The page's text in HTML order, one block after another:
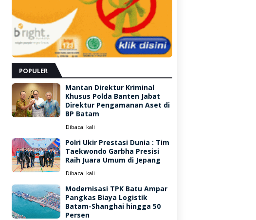
POPULER
Mantan Direktur Kriminal
Khusus Polda Banten Jabat
Direktur Pengamanan Aset di
BP Batam
Dibaca: kali
Polri Ukir Prestasi Dunia : Tim
Taekwondo Garbha Presisi
Raih Juara Umum di Jepang
Dibaca: kali
Modernisasi TPK Batu Ampar
Pangkas Biaya Logistik
Batam-Shanghai hingga 50
Persen